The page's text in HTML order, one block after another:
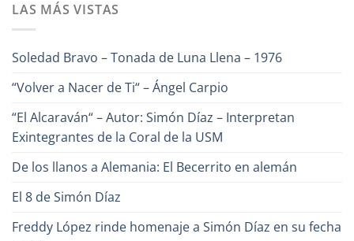
Alfredo
en
¿Conoces
el
la
LAS MÁS VISTAS
Soledad Bravo – Tonada de Luna Llena – 1976
“Volver a Nacer de Ti“ – Ángel Carpio
“El Alcaraván“ – Autor: Simón Díaz – Interpretan
Exintegrantes de la Coral de la USM
De los llanos a Alemania: El Becerrito en alemán
El 8 de Simón Díaz
Freddy López rinde homenaje a Simón Díaz en su fecha